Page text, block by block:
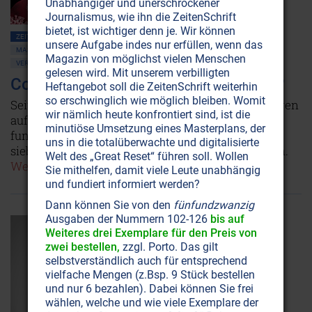
ZEITENSCHRIFT NR. 108, S.40
GESELLSCHAFT ALLGEMEIN
MASSENMEDIEN • MANIPULATION
NEUE WELTORDNUNG
VERSCHWÖRUNGSTHEORIEN
IMPFUNGEN MEDIZIN
Corona: Was ist Lüge, was Wahrheit?
Seit zwei Jahren prasseln ständig Covid-Meldungen
auf uns ein. Manche widersprechen sich
fundamental. Was stimmt denn nun? Wir haben
sieben gängige Thesen unter die Lupe genommen.
Weiterlesen...
Unabhängiger und unerschrockener
Journalismus, wie ihn die ZeitenSchrift
bietet, ist wichtiger denn je. Wir können
unsere Aufgabe indes nur erfüllen, wenn das
Magazin von möglichst vielen Menschen
gelesen wird. Mit unserem verbilligten
Heftangebot soll die ZeitenSchrift weiterhin
so erschwinglich wie möglich bleiben. Womit
wir nämlich heute konfrontiert sind, ist die
minutiöse Umsetzung eines Masterplans, der
uns in die totalüberwachte und digitalisierte
Welt des „Great Reset“ führen soll. Wollen
Sie mithelfen, damit viele Leute unabhängig
und fundiert informiert werden?
Dann können Sie von den fünfundzwanzig
Ausgaben der Nummern 102-126 bis auf
Weiteres drei Exemplare für den Preis von
zwei bestellen, zzgl. Porto. Das gilt
selbstverständlich auch für entsprechend
vielfache Mengen (z.Bsp. 9 Stück bestellen
und nur 6 bezahlen). Dabei können Sie frei
wählen, welche und wie viele Exemplare der